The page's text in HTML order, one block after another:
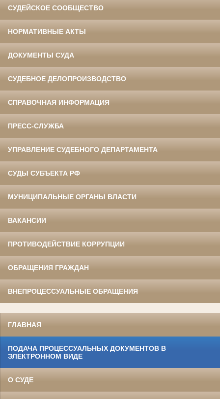
СУДЕЙСКОЕ СООБЩЕСТВО
НОРМАТИВНЫЕ АКТЫ
ДОКУМЕНТЫ СУДА
СУДЕБНОЕ ДЕЛОПРОИЗВОДСТВО
СПРАВОЧНАЯ ИНФОРМАЦИЯ
ПРЕСС-СЛУЖБА
УПРАВЛЕНИЕ СУДЕБНОГО ДЕПАРТАМЕНТА
СУДЫ СУБЪЕКТА РФ
МУНИЦИПАЛЬНЫЕ ОРГАНЫ ВЛАСТИ
ВАКАНСИИ
ПРОТИВОДЕЙСТВИЕ КОРРУПЦИИ
ОБРАЩЕНИЯ ГРАЖДАН
ВНЕПРОЦЕССУАЛЬНЫЕ ОБРАЩЕНИЯ
ГЛАВНАЯ
ПОДАЧА ПРОЦЕССУАЛЬНЫХ ДОКУМЕНТОВ В
ЭЛЕКТРОННОМ ВИДЕ
О СУДЕ